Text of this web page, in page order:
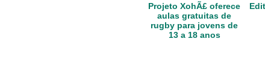
Projeto XohÃ£ oferece
aulas gratuitas de
rugby para jovens de
13 a 18 anos